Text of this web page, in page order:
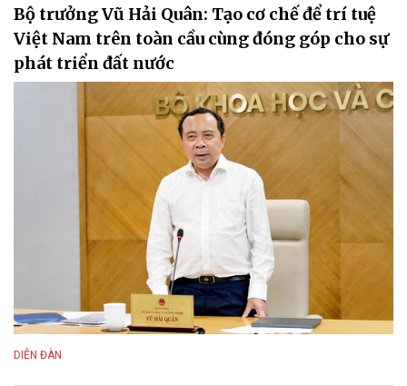
Bộ trưởng Vũ Hải Quân: Tạo cơ chế để trí tuệ
Việt Nam trên toàn cầu cùng đóng góp cho sự
phát triển đất nước
DIỄN ĐÀN